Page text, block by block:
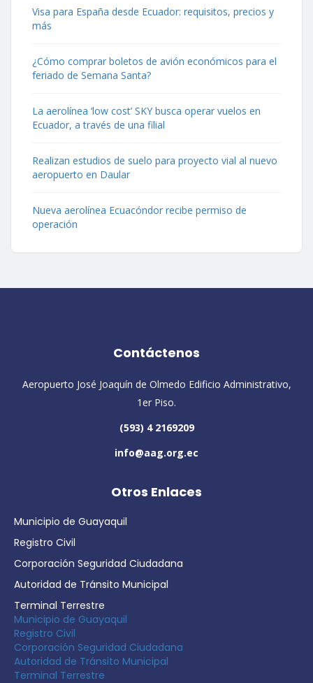
Visa para España desde Ecuador: requisitos, precios y
más
¿Cómo comprar boletos de avión económicos para el
feriado de Semana Santa?
La aerolínea ‘low cost’ SKY busca operar vuelos en
Ecuador, a través de una filial
Realizan estudios de suelo para proyecto vial al nuevo
aeropuerto en Daular
Nueva aerolínea Ecuacóndor recibe permiso de
operación
Contáctenos
Aeropuerto José Joaquín de Olmedo Edificio Administrativo,
1er Piso.
(593) 4 2169209
info@aag.org.ec
Otros Enlaces
Municipio de Guayaquil
Registro Civil
Corporación Seguridad Ciudadana
Autoridad de Tránsito Municipal
Terminal Terrestre
Municipio de Guayaquil
Registro Civil
Corporación Seguridad Ciudadana
Autoridad de Tránsito Municipal
Terminal Terrestre